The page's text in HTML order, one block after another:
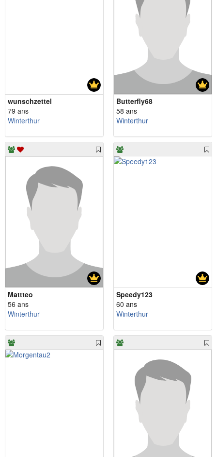
wunschzettel
79 ans
Winterthur
Butterfly68
58 ans
Winterthur
Mattteo
56 ans
Winterthur
Speedy123
60 ans
Winterthur